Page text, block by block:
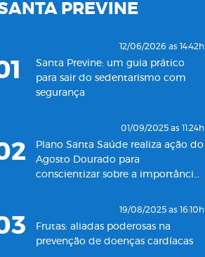
Plano Santa Saúde inaugura
Clínica Santa Saúde inaugurará
Santa Saúde Consultas inaugura
nova unidade de coleta
PREVINE
12/06/2026 as 14:42h
Santa Previne: um guia prático
para sair do sedentarismo com
segurança
01/09/2025 as 11:24h
Plano Santa Saúde realiza ação do
Agosto Dourado para
conscientizar sobre a importância
19/08/2025 as 16:10h
Frutas: aliadas poderosas na
prevenção de doenças cardíacas